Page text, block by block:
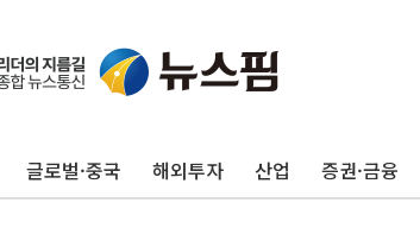
글로벌·중국 해외투자 산업 증권·금융
시, 美 고용 예상 밖 부진에 연준 금리 인상 가능성 낮아